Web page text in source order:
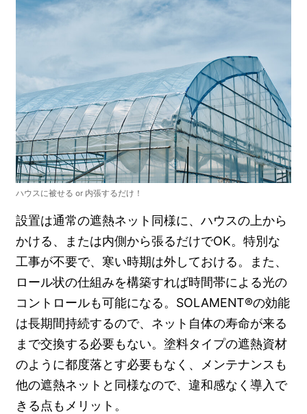
ハウスに被せる or 内張するだけ！
設置は通常の遮熱ネット同様に、ハウスの上から
かける、または内側から張るだけでOK。特別な
工事が不要で、寒い時期は外しておける。また、
ロール状の仕組みを構築すれば時間帯による光の
コントロールも可能になる。SOLAMENT®の効能
は長期間持続するので、ネット自体の寿命が来る
まで交換する必要もない。塗料タイプの遮熱資材
のように都度落とす必要もなく、メンテナンスも
他の遮熱ネットと同様なので、違和感なく導入で
きる点もメリット。